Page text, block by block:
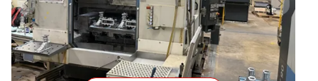
Artículo anterior